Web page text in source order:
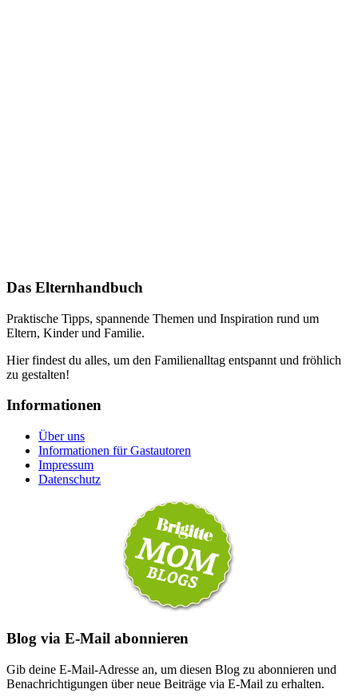
Das Elternhandbuch
Praktische Tipps, spannende Themen und Inspiration rund um
Eltern, Kinder und Familie.
Hier findest du alles, um den Familienalltag entspannt und fröhlich
zu gestalten!
Informationen
Über uns
Informationen für Gastautoren
Impressum
Datenschutz
Blog via E-Mail abonnieren
Gib deine E-Mail-Adresse an, um diesen Blog zu abonnieren und
Benachrichtigungen über neue Beiträge via E-Mail zu erhalten.